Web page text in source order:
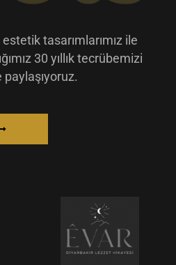
tasarımlarımız ile
30 yıllık tecrübemizi
paylaşıyoruz.